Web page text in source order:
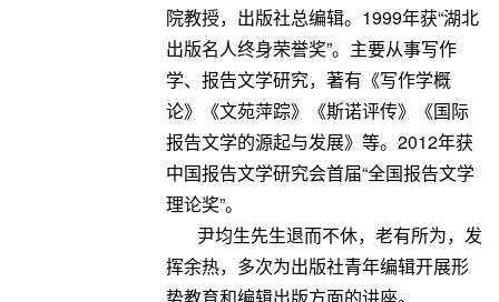
院教授，出版社总编辑。1999年获“湖北
出版名人终身荣誉奖”。主要从事写作
学、报告文学研究，著有《写作学概
论》《文苑萍踪》《斯诺评传》《国际
报告文学的源起与发展》等。2012年获
中国报告文学研究会首届“全国报告文学
理论奖”。
尹均生先生退而不休，老有所为，发
挥余热，多次为出版社青年编辑开展形